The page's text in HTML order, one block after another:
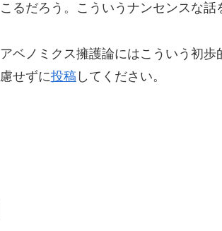
こるだろう。こういうナンセンスな話
アベノミクス擁護論にはこういう初
慮せずに投稿してください。